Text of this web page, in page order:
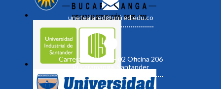
unetealared@unired.edu.co
Carrera 19 No. 35 - 02 Oficina 206
Bucaramanga, Santander